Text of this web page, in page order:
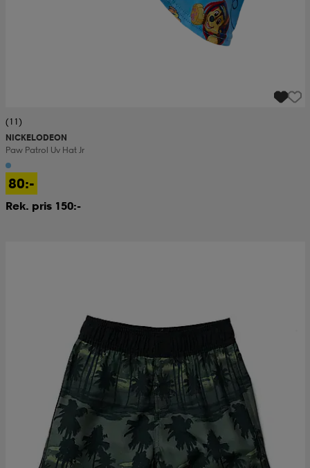
(11)
NICKELODEON
Paw Patrol Uv Hat Jr
80:-
Rek. pris 150:-